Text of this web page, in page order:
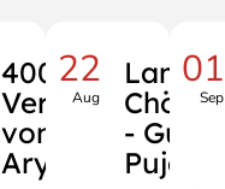
400
Verse
von
Aryadeva
22
Aug
Lama
Chöpa
- Guru
Puja
01
Sep